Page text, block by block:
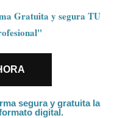
Gratuita y segura TU
segura y gratuita la
digital.